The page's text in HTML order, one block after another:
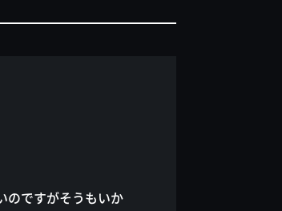
のですがそうもいか